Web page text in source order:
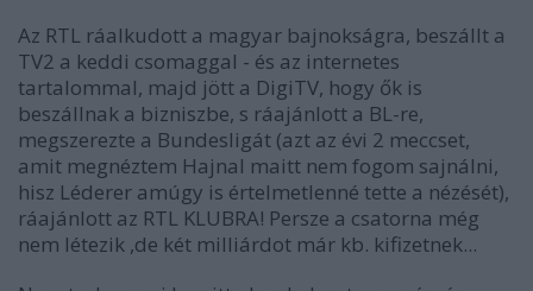
Az RTL ráalkudott a magyar bajnokságra, beszállt a
TV2 a keddi csomaggal - és az internetes
tartalommal, majd jött a DigiTV, hogy ők is
beszállnak a bizniszbe, s ráajánlott a BL-re,
megszerezte a Bundesligát (azt az évi 2 meccset,
amit megnéztem Hajnal maitt nem fogom sajnálni,
hisz Léderer amúgy is értelmetlenné tette a nézését),
ráajánlott az RTL KLUBRA! Persze a csatorna még
nem létezik ,de két milliárdot már kb. kifizetnek...